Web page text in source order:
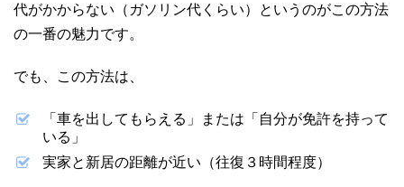
代がかからない（ガソリン代くらい）というのがこの方法
の一番の魅力です。
でも、この方法は、
「車を出してもらえる」または「自分が免許を持って
いる」
実家と新居の距離が近い（往復３時間程度）